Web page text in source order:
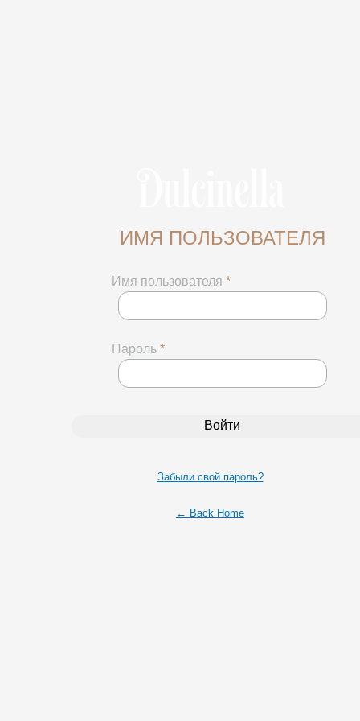
ИМЯ ПОЛЬЗОВАТЕЛЯ
Имя пользователя *
Пароль *
Забыли свой пароль?
← Back Home